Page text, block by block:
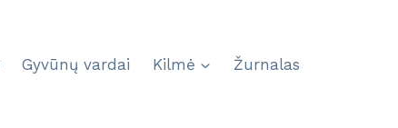
Gyvūnų vardai Kilmė Žurnalas